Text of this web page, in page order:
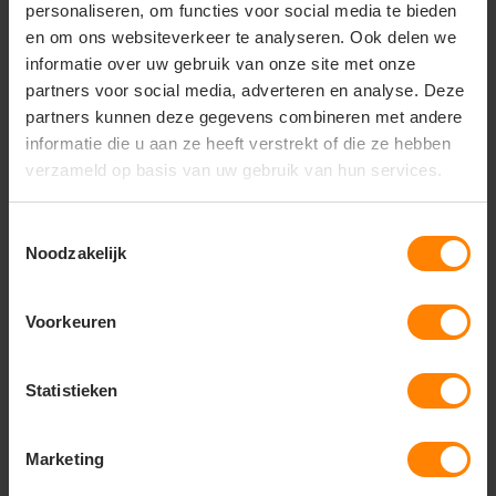
personaliseren, om functies voor social media te bieden
en om ons websiteverkeer te analyseren. Ook delen we
informatie over uw gebruik van onze site met onze
partners voor social media, adverteren en analyse. Deze
partners kunnen deze gegevens combineren met andere
informatie die u aan ze heeft verstrekt of die ze hebben
verzameld op basis van uw gebruik van hun services.
Noodzakelijk
Voorkeuren
Statistieken
Marketing
garderobe toevoegt. het hemd is gemaakt in onze
favorite twill stof voor perfecte resultaat. ook
voegden wij moderne contrast details toe samen met
standaard kenmerken zoals een half afgesneden
kraag, een vlakke voorkant, een hoekmanchet en
een gespleten juk op de rug. het hemd is goed
diner te brengen.
op met onze
call +31(0)418 511 972